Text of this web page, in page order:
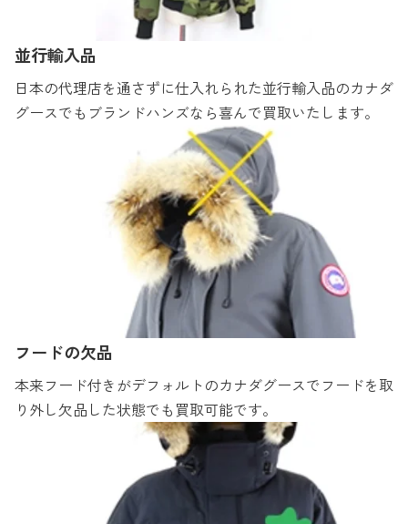
並行輸入品
日本の代理店を通さずに仕入れられた並行輸入品のカナダ
グースでもブランドハンズなら喜んで買取いたします。
フードの欠品
本来フード付きがデフォルトのカナダグースでフードを取
り外し欠品した状態でも買取可能です。